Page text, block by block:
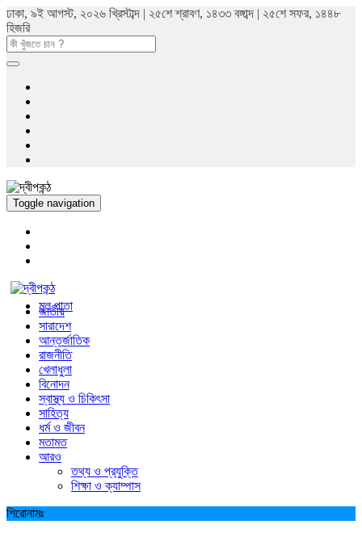
ঢাকা, ৯ই আগস্ট, ২০২৬ খ্রিস্টাব্দ | ২৫শে শ্রাবণ, ১৪৩৩ বঙ্গাব্দ | ২৫শে সফর, ১৪৪৮
হিজরি
Toggle navigation
মুল পাতা
জাতীয়
সারাদেশ
আন্তর্জাতিক
রাজনীতি
খেলাধুলা
বিনোদন
স্বাস্থ্য ও চিকিৎসা
সাহিত্য
ধর্ম ও জীবন
মতামত
আরও
তথ্য ও প্রযুক্তি
শিক্ষা ও ক্যাম্পাস
শিরোনামঃ